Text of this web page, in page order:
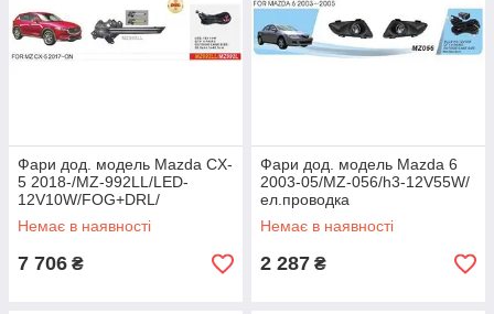
Фари дод. модель Mazda CX-
5 2018-/MZ-992LL/LED-
12V10W/FOG+DRL/
ел.проводка
Немає в наявності
7 706 ₴
Фари дод. модель Mazda 6
2003-05/MZ-056/h3-12V55W/
ел.проводка
Немає в наявності
2 287 ₴